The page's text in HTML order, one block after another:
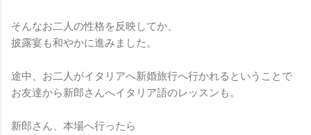
そんなお二人の性格を反映してか、
披露宴も和やかに進みました。
途中、お二人がイタリアへ新婚旅行へ行かれるということで
お友達から新郎さんへイタリア語のレッスンも。
新郎さん、本場へ行ったら